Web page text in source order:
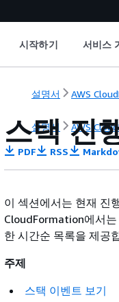
시작하기 서비스
설명서 AWS
설명서 AWS
스택 진
PDF RSS
이 섹션에서는 현재 진
CloudFormation에서
한 시간순 목록을 제공
주제
스택 이벤트 보기